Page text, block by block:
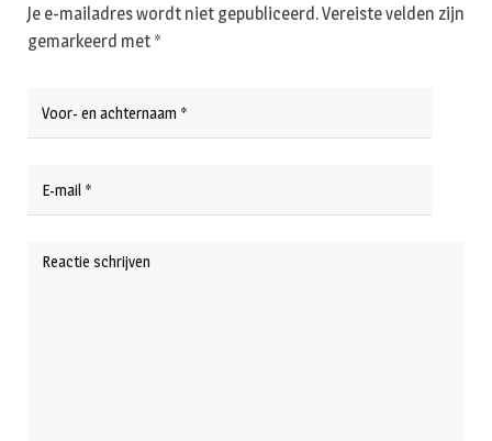
Je e-mailadres wordt niet gepubliceerd.Vereiste velden zijn
gemarkeerd met *